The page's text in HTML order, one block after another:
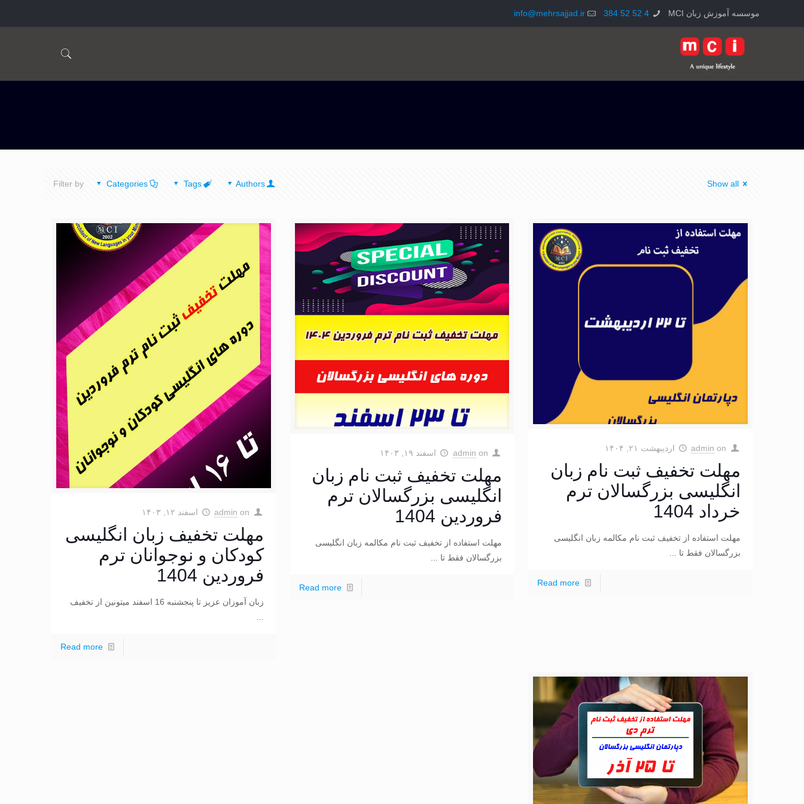
موسسه آموزش زبان MCI 4 52 52 384
info@mehrsajjad.ir
Filter by Categories Tags Authors Show all
admin on اردیبهشت ۲۱, ۱۴۰۴
مهلت تخفیف ثبت نام زبان
انگلیسی بزرگسالان ترم
خرداد 1404
مهلت استفاده از تخفیف ثبت نام مکالمه زبان انگلیسی
بزرگسالان فقط تا ...
Read more
admin on اسفند ۱۹, ۱۴۰۳
مهلت تخفیف ثبت نام زبان
انگلیسی بزرگسالان ترم
فروردین 1404
مهلت استفاده از تخفیف ثبت نام مکالمه زبان انگلیسی
بزرگسالان فقط تا ...
Read more
admin on اسفند ۱۲, ۱۴۰۳
مهلت تخفیف زبان انگلیسی
کودکان و نوجوانان ترم
فروردین 1404
زبان آموزان عزیز تا پنجشنبه 16 اسفند میتونین از تخفیف
Read more